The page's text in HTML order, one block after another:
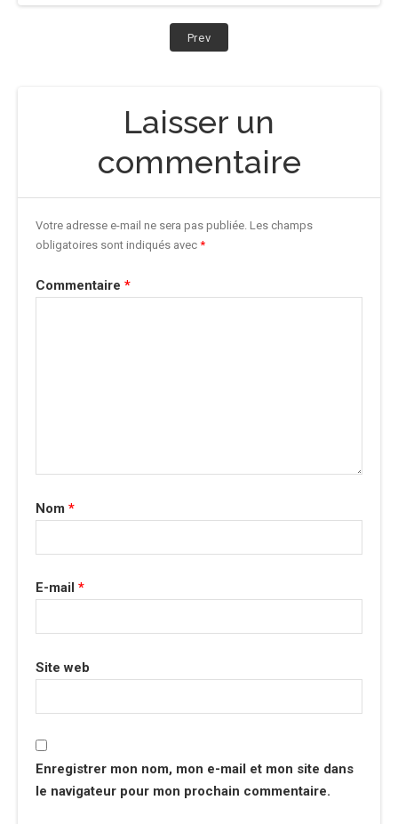
PrevPost:
Dempuèi
ÈS
Laisser un
commentaire
Votre adresse e-mail ne sera pas publiée. Les champs
obligatoires sont indiqués avec *
Commentaire *
Nom *
E-mail *
Site web
Enregistrer mon nom, mon e-mail et mon site dans
le navigateur pour mon prochain commentaire.